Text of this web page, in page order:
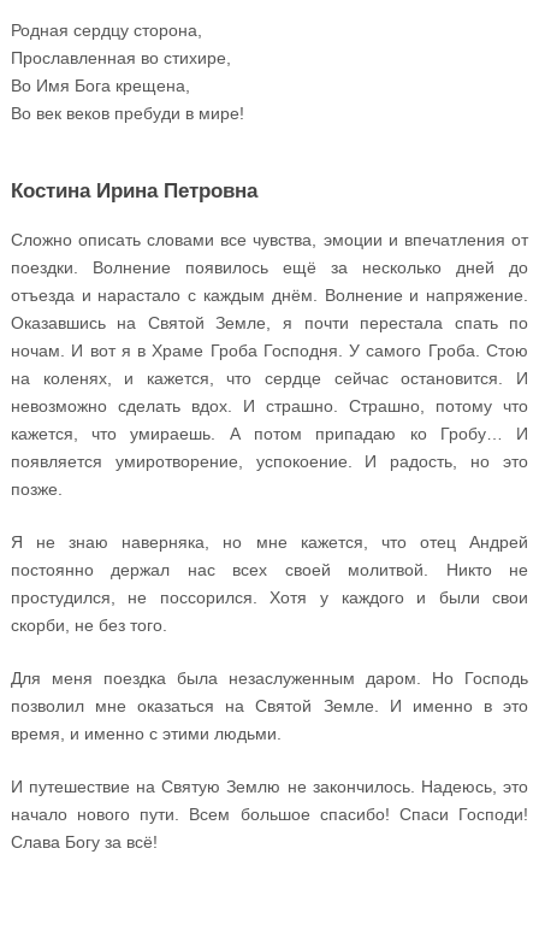
Родная сердцу сторона,
Прославленная во стихире,
Во Имя Бога крещена,
Во век веков пребуди в мире!
Костина Ирина Петровна
Сложно описать словами все чувства, эмоции и впечатления от
поездки. Волнение появилось ещё за несколько дней до
отъезда и нарастало с каждым днём. Волнение и напряжение.
Оказавшись на Святой Земле, я почти перестала спать по
ночам. И вот я в Храме Гроба Господня. У самого Гроба. Стою
на коленях, и кажется, что сердце сейчас остановится. И
невозможно сделать вдох. И страшно. Страшно, потому что
кажется, что умираешь. А потом припадаю ко Гробу… И
появляется умиротворение, успокоение. И радость, но это
позже.
Я не знаю наверняка, но мне кажется, что отец Андрей
постоянно держал нас всех своей молитвой. Никто не
простудился, не поссорился. Хотя у каждого и были свои
скорби, не без того.
Для меня поездка была незаслуженным даром. Но Господь
позволил мне оказаться на Святой Земле. И именно в это
время, и именно с этими людьми.
И путешествие на Святую Землю не закончилось. Надеюсь, это
начало нового пути. Всем большое спасибо! Спаси Господи!
Слава Богу за всё!